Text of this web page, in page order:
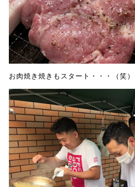
お肉焼き焼きもスタート・・・（笑）